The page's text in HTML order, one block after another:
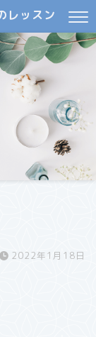
レッスン
2022年1月18日